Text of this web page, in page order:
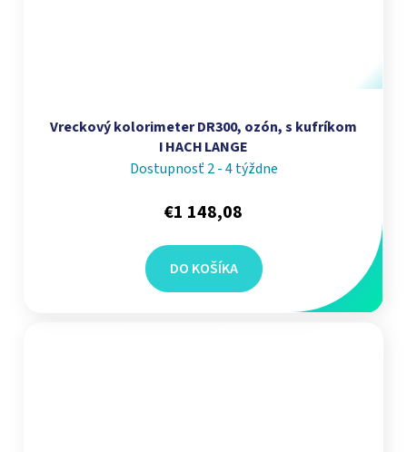
Vreckový kolorimeter DR300, ozón, s kufríkom
I HACH LANGE
Dostupnosť 2 - 4 týždne
€1 148,08
DO KOŠÍKA